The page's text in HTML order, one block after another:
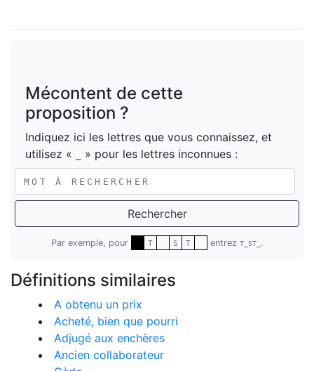
Mécontent de cette
proposition ?
Indiquez ici les lettres que vous connaissez, et
utilisez «
» pour les lettres inconnues :
Rechercher
Par exemple, pour T S T entrez T_ST_ .
Définitions similaires
A obtenu un prix
Acheté, bien que pourri
Adjugé aux enchères
Ancien collaborateur